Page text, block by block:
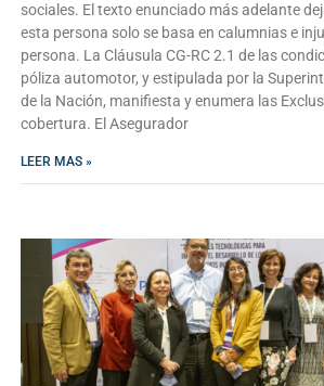
sociales. El texto enunciado más adelante
esta persona solo se basa en calumnias e
persona. La Cláusula CG-RC 2.1 de las
póliza automotor, y estipulada por la
de la Nación, manifiesta y enumera las
cobertura. El Asegurador
LEER MAS »